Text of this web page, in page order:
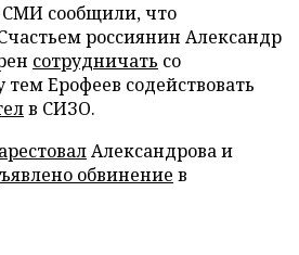
СМИ сообщили, что
россиянин Александр
сотрудничать со
Ерофеев содействовать
в СИЗО.
арестовалАлександрова и
обвинение в